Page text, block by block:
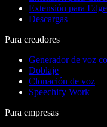
Extensión para Edge
Descargas
Para creadores
Generador de voz
Doblaje
Clonación de voz
Speechify Work
Para empresas